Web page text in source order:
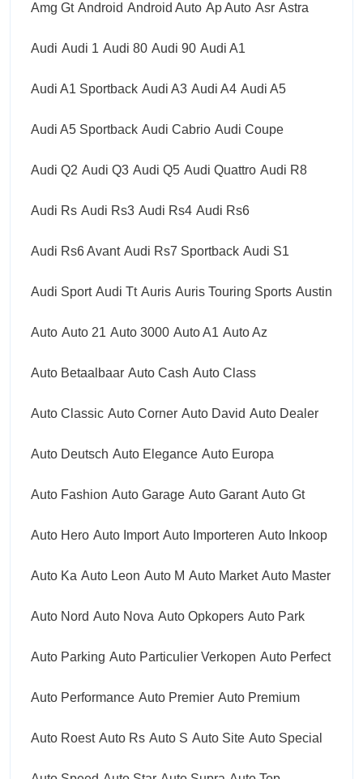
Amg Gt Android Android Auto Ap Auto Asr Astra
Audi Audi 1 Audi 80 Audi 90 Audi A1
Audi A1 Sportback Audi A3 Audi A4 Audi A5
Audi A5 Sportback Audi Cabrio Audi Coupe
Audi Q2 Audi Q3 Audi Q5 Audi Quattro Audi R8
Audi Rs Audi Rs3 Audi Rs4 Audi Rs6
Audi Rs6 Avant Audi Rs7 Sportback Audi S1
Audi Sport Audi Tt Auris Auris Touring Sports Austin
Auto Auto 21 Auto 3000 Auto A1 Auto Az
Auto Betaalbaar Auto Cash Auto Class
Auto Classic Auto Corner Auto David Auto Dealer
Auto Deutsch Auto Elegance Auto Europa
Auto Fashion Auto Garage Auto Garant Auto Gt
Auto Hero Auto Import Auto Importeren Auto Inkoop
Auto Ka Auto Leon Auto M Auto Market Auto Master
Auto Nord Auto Nova Auto Opkopers Auto Park
Auto Parking Auto Particulier Verkopen Auto Perfect
Auto Performance Auto Premier Auto Premium
Auto Roest Auto Rs Auto S Auto Site Auto Special